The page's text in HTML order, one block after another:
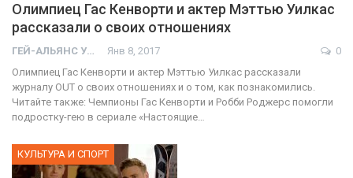
Олимпиец Гас Кенворти и актер Мэттью Уилкас
рассказали о своих отношениях
ГЕЙ-АЛЬЯНС УКРАИНА Янв 8, 2017
0
Олимпиец Гас Кенворти и актер Мэттью Уилкас рассказали
журналу OUT о своих отношениях и о том, как познакомились.
Читайте также: Чемпионы Гас Кенворти и Робби Роджерс помогли
подростку-гею в сериале «Настоящие…
КУЛЬТУРА И СПОРТ